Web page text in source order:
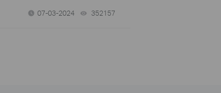
07-03-2024 352157